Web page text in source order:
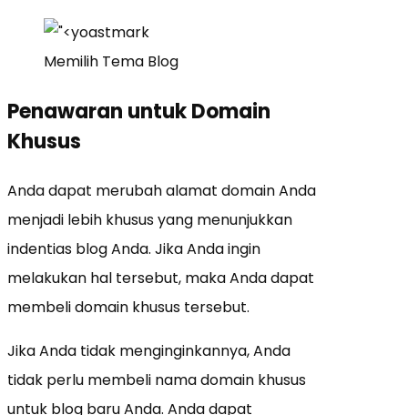
Memilih Tema Blog
Penawaran untuk Domain
Khusus
Anda dapat merubah alamat domain Anda
menjadi lebih khusus yang menunjukkan
indentias blog Anda. Jika Anda ingin
melakukan hal tersebut, maka Anda dapat
membeli domain khusus tersebut.
Jika Anda tidak menginginkannya, Anda
tidak perlu membeli nama domain khusus
untuk blog baru Anda. Anda dapat